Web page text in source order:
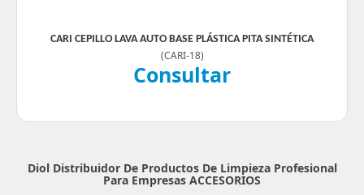
CARI CEPILLO LAVA AUTO BASE PLÁSTICA PITA SINTÉTICA
(CARI-18)
Consultar
Diol Distribuidor De Productos De Limpieza Profesional
Para Empresas ACCESORIOS